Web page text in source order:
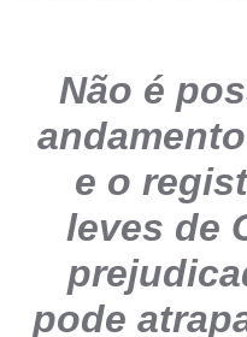
Não é
e o
leves de
pode